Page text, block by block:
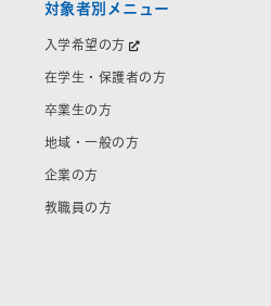
対象者別メニュー
入学希望の方
在学生・保護者の方
卒業生の方
地域・一般の方
企業の方
教職員の方